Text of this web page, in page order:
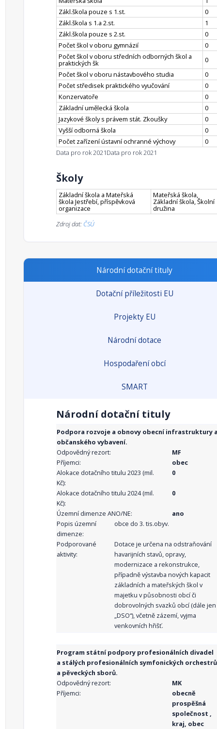
Zákl.škola pouze s 1.st.
0
Zákl.škola s 1.a 2.st.
1
Zákl.škola pouze s 2.st.
0
Počet škol v oboru gymnázií
0
Počet škol v oboru středních odborných škol a
praktických šk
0
Počet škol v oboru nástavbového studia
0
Počet středisek praktického vyučování
0
Konzervatoře
0
Základní umělecká škola
0
Jazykové školy s právem stát. Zkoušky
0
Vyšší odborná škola
0
Počet zařízení ústavní ochranné výchovy
0
Data pro rok 2021Data pro rok 2021
Školy
Základní škola a Mateřská
škola Jestřebí, příspěvková
organizace
Mateřská škola,
Základní škola, Školní
družina
Zdroj dat: ČSÚ
Národní dotační tituly
Dotační příležitosti EU
Projekty EU
Národní dotace
Hospodaření obcí
SMART
Národní dotační tituly
Podpora rozvoje a obnovy obecní infrastruktury
občanského vybavení.
Odpovědný rezort:
MF
Příjemci:
obec
Alokace dotačního titulu 2023 (mil.
Kč):
0
Alokace dotačního titulu 2024 (mil.
Kč):
0
Územní dimenze ANO/NE:
ano
Popis územní
dimenze:
obce do 3. tis.obyv.
Podporované
aktivity:
Dotace je určena na odstraňování
havarijních stavů, opravy,
modernizace a rekonstrukce,
případně výstavba nových kapacit
základních a mateřských škol v
majetku v působnosti obcí či
dobrovolných svazků obcí (dále jen
„DSO“), včetně zázemí, vyjma
venkovních hřišť.
Program státní podpory profesionálních divadel
a stálých profesionálních symfonických orchestrů
a pěveckých sborů.
Odpovědný rezort:
MK
Příjemci:
obecně
prospěšná
společnost ,
kraj, obec